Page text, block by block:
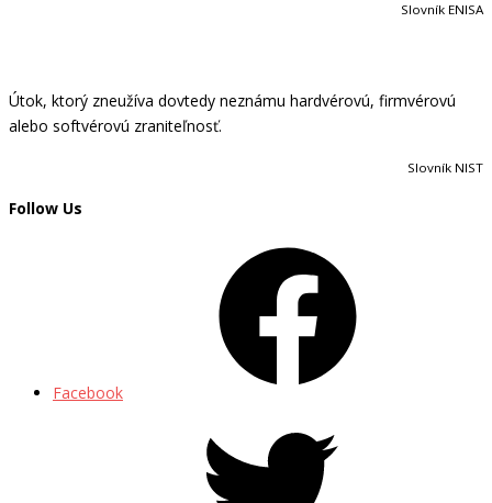
Slovník ENISA
Útok, ktorý zneužíva dovtedy neznámu hardvérovú, firmvérovú
alebo softvérovú zraniteľnosť.
Slovník NIST
Follow Us
Facebook